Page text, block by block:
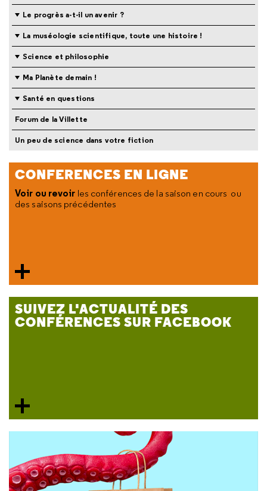
Le progrès a-t-il un avenir ?
La muséologie scientifique, toute une histoire !
Science et philosophie
Ma Planète demain !
Santé en questions
Forum de la Villette
Un peu de science dans votre fiction
CONFERENCES EN LIGNE
Voir ou revoir les conférences de la saison en cours ou
des saisons précédentes
SUIVEZ L'ACTUALITÉ DES
CONFÉRENCES SUR FACEBOOK